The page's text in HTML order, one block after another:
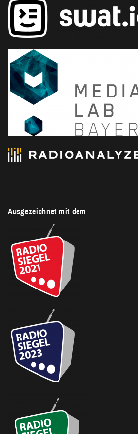
Ausgezeichnet mit dem